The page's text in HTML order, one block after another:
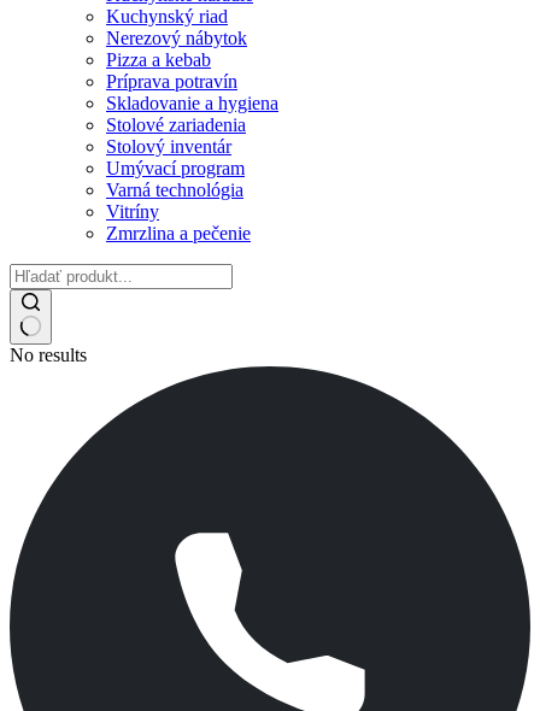
Kuchynský riad
Nerezový nábytok
Pizza a kebab
Príprava potravín
Skladovanie a hygiena
Stolové zariadenia
Stolový inventár
Umývací program
Varná technológia
Vitríny
Zmrzlina a pečenie
No results